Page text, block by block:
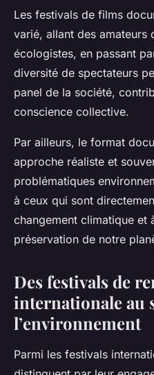
Les festivals de films
varié, allant des amateurs
écologistes, en passant
diversité de spectateurs
panel de la société,
conscience collective.
Par ailleurs, le format
approche réaliste et
problématiques
à ceux qui sont
changement climatique et
préservation de notre
Des festivals de
internationale au
l’environnement
Parmi les festivals